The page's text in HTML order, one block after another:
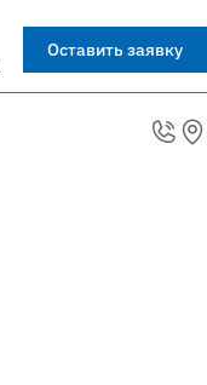
Оставить заявку